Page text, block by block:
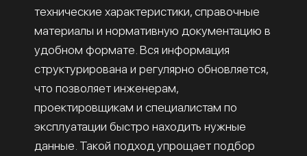
технические характеристики, справочные
материалы и нормативную документацию в
удобном формате. Вся информация
структурирована и регулярно обновляется,
что позволяет инженерам,
проектировщикам и специалистам по
эксплуатации быстро находить нужные
данные. Такой подход упрощает подбор